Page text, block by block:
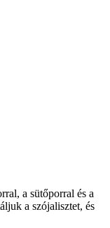
a sütőporral és a
a szójalisztet, és